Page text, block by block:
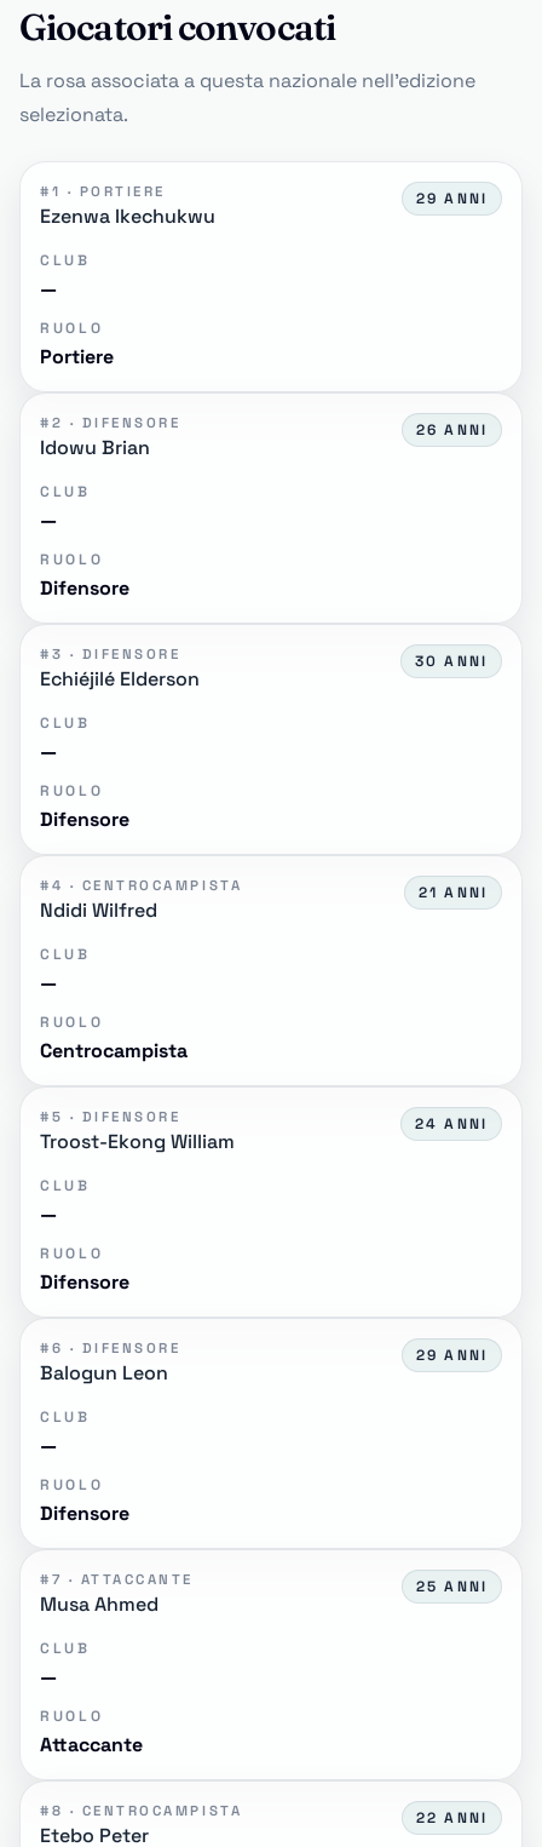
Giocatori convocati
La rosa associata a questa nazionale nell'edizione
selezionata.
#1 · PORTIERE
Ezenwa Ikechukwu
29 ANNI
CLUB
—
RUOLO
Portiere
#2 · DIFENSORE
Idowu Brian
26 ANNI
CLUB
—
RUOLO
Difensore
#3 · DIFENSORE
Echiéjilé Elderson
30 ANNI
CLUB
—
RUOLO
Difensore
#4 · CENTROCAMPISTA
Ndidi Wilfred
21 ANNI
CLUB
—
RUOLO
Centrocampista
#5 · DIFENSORE
Troost-Ekong William
24 ANNI
CLUB
—
RUOLO
Difensore
#6 · DIFENSORE
Balogun Leon
29 ANNI
CLUB
—
RUOLO
Difensore
#7 · ATTACCANTE
Musa Ahmed
25 ANNI
CLUB
—
RUOLO
Attaccante
#8 · CENTROCAMPISTA
Etebo Peter
22 ANNI